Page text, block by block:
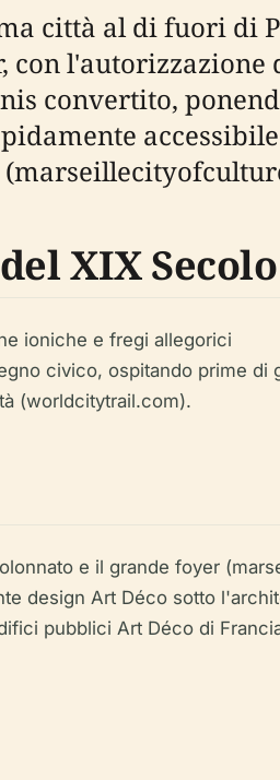
città al di fuori di
l'autorizzazione
convertito,
XIX Secolo
ioniche e fregi allegorici
civico, ospitando prime di
(worldcitytrail.com).
e il grande foyer
design Art Déco sotto
pubblici Art Déco di